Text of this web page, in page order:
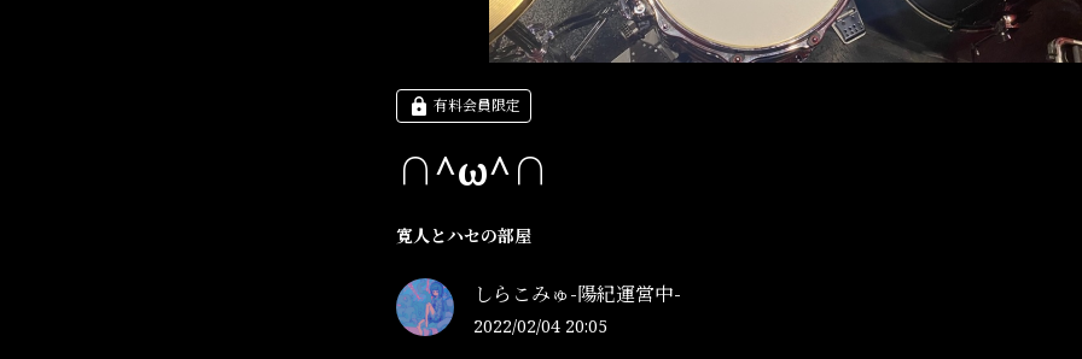
有料会員限定
∩^ω^∩
寛人とハセの部屋
しらこみゅ-陽紀運営中-
2022/02/04 20:05